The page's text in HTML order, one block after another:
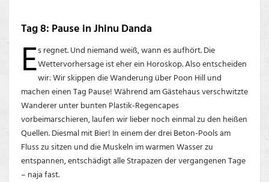
Tag 8: Pause in Jhinu Danda
Es regnet. Und niemand weiß, wann es aufhört. Die
Wettervorhersage ist eher ein Horoskop. Also entscheiden
wir: Wir skippen die Wanderung über Poon Hill und
machen einen Tag Pause! Während am Gästehaus verschwitzte
Wanderer unter bunten Plastik-Regencapes
vorbeimarschieren, laufen wir lieber noch einmal zu den heißen
Quellen. Diesmal mit Bier! In einem der drei Beton-Pools am
Fluss zu sitzen und die Muskeln im warmen Wasser zu
entspannen, entschädigt alle Strapazen der vergangenen Tage
– naja fast.